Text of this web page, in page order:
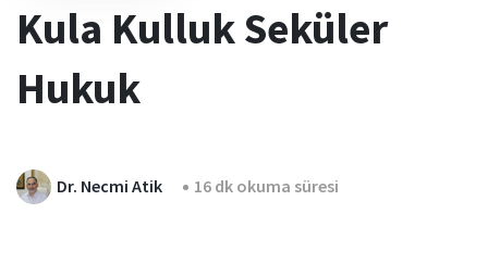
Kula Kulluk Seküler
Hukuk
Dr. Necmi Atik 16 dk okuma süresi